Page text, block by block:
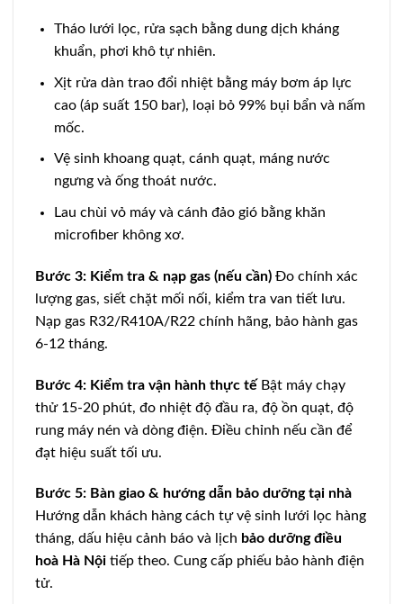
Tháo lưới lọc, rửa sạch bằng dung dịch kháng
khuẩn, phơi khô tự nhiên.
Xịt rửa dàn trao đổi nhiệt bằng máy bơm áp lực
cao (áp suất 150 bar), loại bỏ 99% bụi bẩn và nấm
mốc.
Vệ sinh khoang quạt, cánh quạt, máng nước
ngưng và ống thoát nước.
Lau chùi vỏ máy và cánh đảo gió bằng khăn
microfiber không xơ.
Bước 3: Kiểm tra & nạp gas (nếu cần) Đo chính xác
lượng gas, siết chặt mối nối, kiểm tra van tiết lưu.
Nạp gas R32/R410A/R22 chính hãng, bảo hành gas
6-12 tháng.
Bước 4: Kiểm tra vận hành thực tế Bật máy chạy
thử 15-20 phút, đo nhiệt độ đầu ra, độ ồn quạt, độ
rung máy nén và dòng điện. Điều chỉnh nếu cần để
đạt hiệu suất tối ưu.
Bước 5: Bàn giao & hướng dẫn bảo dưỡng tại nhà
Hướng dẫn khách hàng cách tự vệ sinh lưới lọc hàng
tháng, dấu hiệu cảnh báo và lịch bảo dưỡng điều
hoà Hà Nội tiếp theo. Cung cấp phiếu bảo hành điện
tử.